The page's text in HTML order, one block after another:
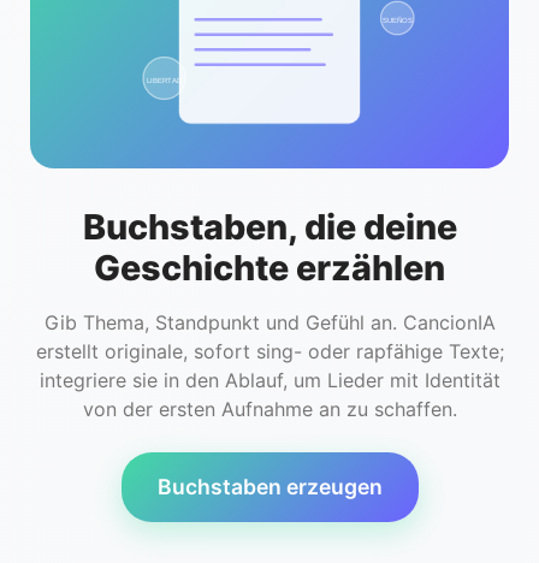
Buchstaben, die deine
Geschichte erzählen
Gib Thema, Standpunkt und Gefühl an. CancionIA
erstellt originale, sofort sing- oder rapfähige Texte;
integriere sie in den Ablauf, um Lieder mit Identität
von der ersten Aufnahme an zu schaffen.
Buchstaben erzeugen
SUEÑOS
LIBERTAD